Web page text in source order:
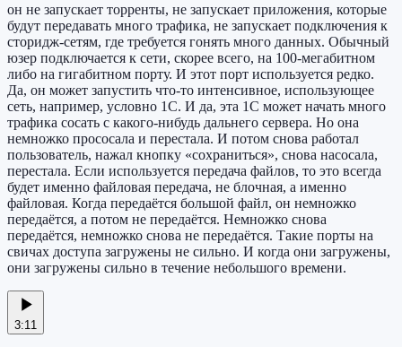
он не запускает торренты, не запускает приложения, которые
будут передавать много трафика, не запускает подключения к
сторидж-сетям, где требуется гонять много данных. Обычный
юзер подключается к сети, скорее всего, на 100-мегабитном
либо на гигабитном порту. И этот порт используется редко.
Да, он может запустить что-то интенсивное, использующее
сеть, например, условно 1С. И да, эта 1С может начать много
трафика сосать с какого-нибудь дальнего сервера. Но она
немножко прососала и перестала. И потом снова работал
пользователь, нажал кнопку «сохраниться», снова насосала,
перестала. Если используется передача файлов, то это всегда
будет именно файловая передача, не блочная, а именно
файловая. Когда передаётся большой файл, он немножко
передаётся, а потом не передаётся. Немножко снова
передаётся, немножко снова не передаётся. Такие порты на
свичах доступа загружены не сильно. И когда они загружены,
они загружены сильно в течение небольшого времени.
3:11